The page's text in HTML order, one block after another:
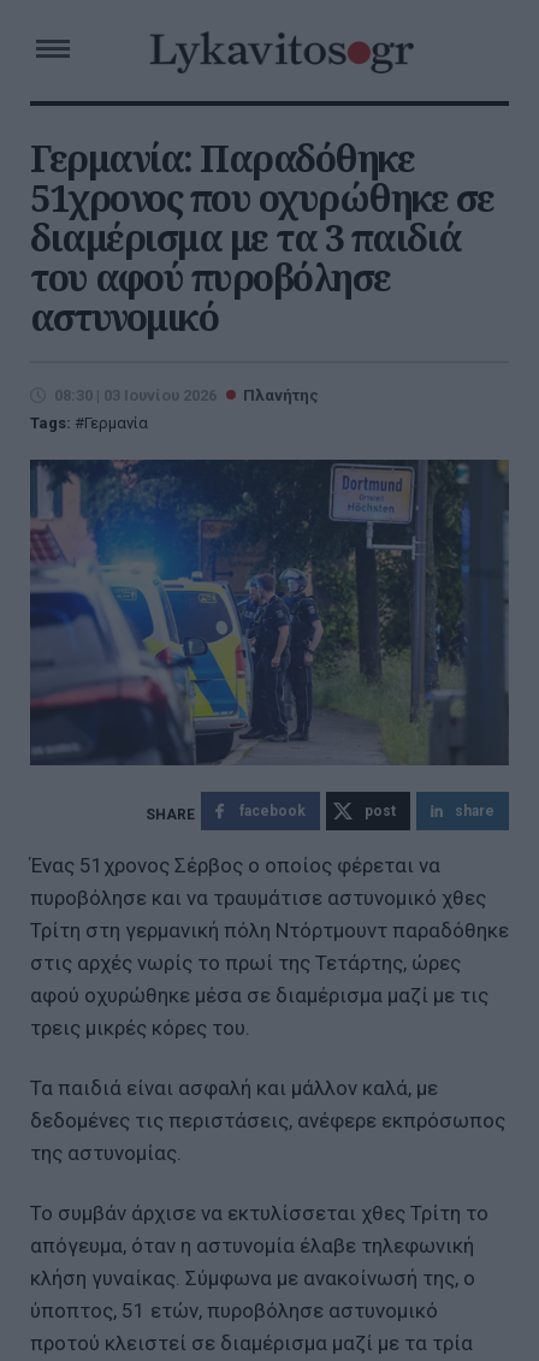
Γερμανία: Παραδόθηκε
51χρονος που οχυρώθηκε σε
διαμέρισμα με τα 3 παιδιά
του αφού πυροβόλησε
αστυνομικό
08:30 | 03 Ιουνίου 2026
Πλανήτης
Tags:
Γερμανία
facebook post share
Ένας 51χρονος Σέρβος ο οποίος φέρεται να
πυροβόλησε και να τραυμάτισε αστυνομικό χθες
Τρίτη στη γερμανική πόλη Ντόρτμουντ παραδόθηκε
στις αρχές νωρίς το πρωί της Τετάρτης, ώρες
αφού οχυρώθηκε μέσα σε διαμέρισμα μαζί με τις
τρεις μικρές κόρες του.
Τα παιδιά είναι ασφαλή και μάλλον καλά, με
δεδομένες τις περιστάσεις, ανέφερε εκπρόσωπος
της αστυνομίας.
Το συμβάν άρχισε να εκτυλίσσεται χθες Τρίτη το
απόγευμα, όταν η αστυνομία έλαβε τηλεφωνική
κλήση γυναίκας. Σύμφωνα με ανακοίνωσή της, ο
ύποπτος, 51 ετών, πυροβόλησε αστυνομικό
προτού κλειστεί σε διαμέρισμα μαζί με τα τρία